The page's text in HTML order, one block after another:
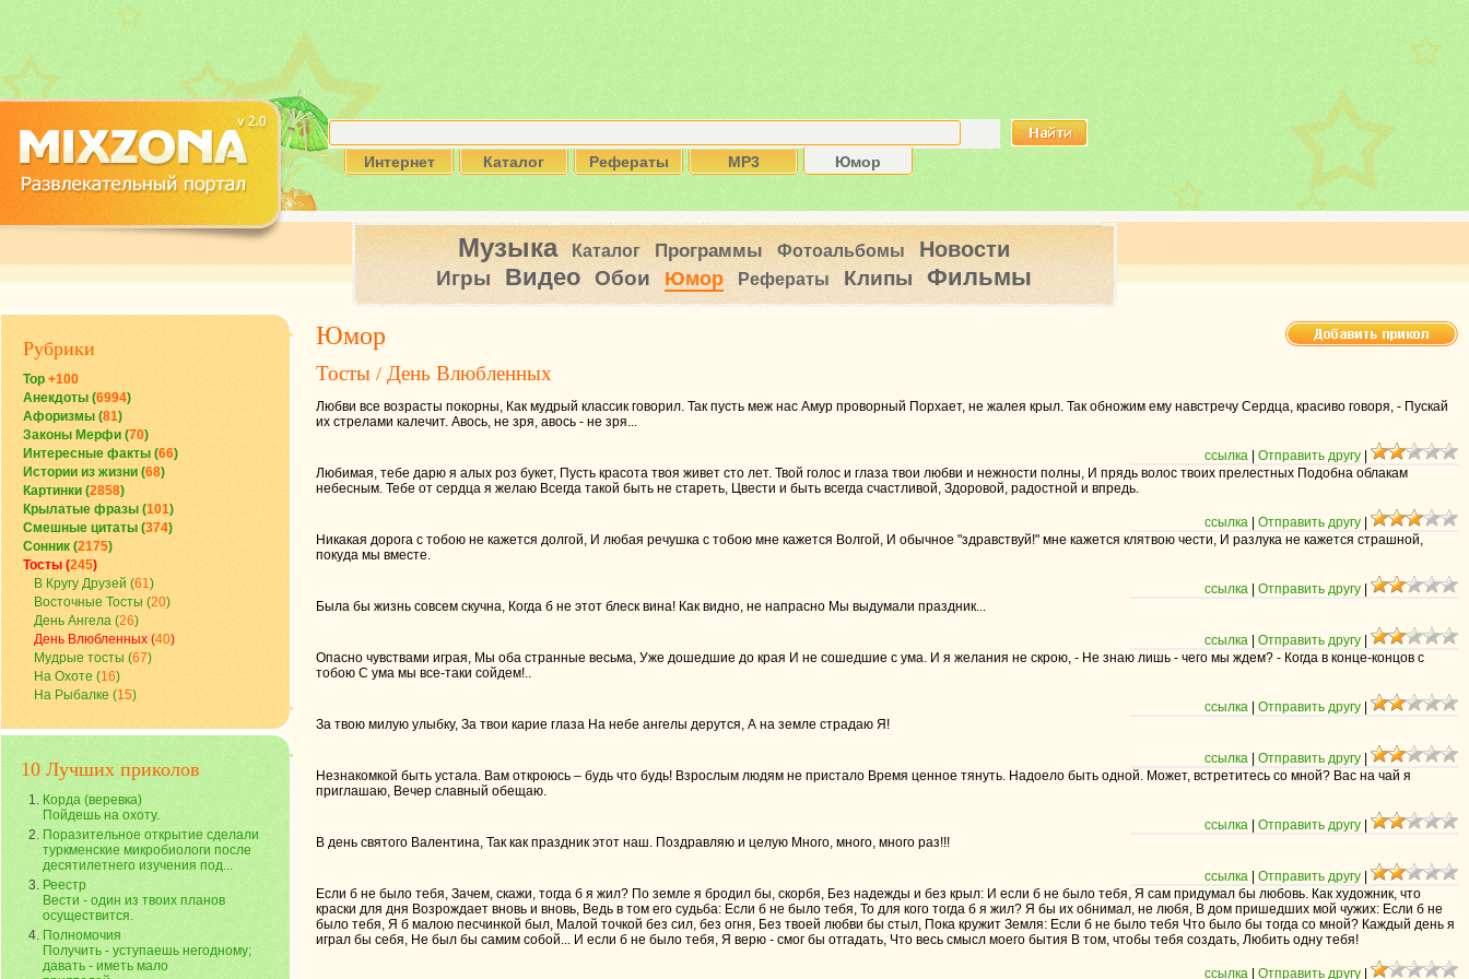
Интернет Каталог Рефераты MP3 Юмор
Музыка Каталог Программы Фотоальбомы Новости
Игры Видео Обои Юмор Рефераты Клипы Фильмы
Рубрики
Top +100
Анекдоты (6994)
Афоризмы (81)
Законы Мерфи (70)
Интересные факты (66)
Истории из жизни (68)
Картинки (2858)
Крылатые фразы (101)
Смешные цитаты (374)
Сонник (2175)
Тосты (245)
В Кругу Друзей (61)
Восточные Тосты (20)
День Ангела (26)
День Влюбленных (40)
Мудрые тосты (67)
На Охоте (16)
На Рыбалке (15)
10 Лучших приколов
Корда (веревка)
Пойдешь на охоту.
Поразительное открытие сделали
туркменские микробиологи после
десятилетнего изучения под...
Реестр
Вести - один из твоих планов
осуществится.
Полномочия
Получить - уступаешь негодному;
давать - иметь мало
Юмор
Тосты / День Влюбленных
Любви все возрасты покорны, Как мудрый классик говорил. Так пусть меж нас Амур проворный Порхает, не жалея крыл. Так обножим ему навстречу Сердца, красиво говоря, - Пускай
их стрелами калечит. Авось, не зря, авось - не зря...
ссылка Отправить другу
Любимая, тебе дарю я алых роз букет, Пусть красота твоя живет сто лет. Твой голос и глаза твои любви и нежности полны, И прядь волос твоих прелестных Подобна облакам
небесным. Тебе от сердца я желаю Всегда такой быть не стареть, Цвести и быть всегда счастливой, Здоровой, радостной и впредь.
ссылка Отправить другу
Никакая дорога с тобою не кажется долгой, И любая речушка с тобою мне кажется Волгой, И обычное "здравствуй!" мне кажется клятвою чести, И разлука не кажется страшной,
покуда мы вместе.
ссылка Отправить другу
Была бы жизнь совсем скучна, Когда б не этот блеск вина! Как видно, не напрасно Мы выдумали праздник...
ссылка Отправить другу
Опасно чувствами играя, Мы оба странные весьма, Уже дошедшие до края И не сошедшие с ума. И я желания не скрою, - Не знаю лишь - чего мы ждем? - Когда в конце-концов с
тобою С ума мы все-таки сойдем!..
ссылка Отправить другу
За твою милую улыбку, За твои карие глаза На небе ангелы дерутся, А на земле страдаю Я!
ссылка Отправить другу
Незнакомкой быть устала. Вам откроюсь – будь что будь! Взрослым людям не пристало Время ценное тянуть. Надоело быть одной. Может, встретитесь со мной? Вас на чай я
приглашаю, Вечер славный обещаю.
ссылка Отправить другу
В день святого Валентина, Так как праздник этот наш. Поздравляю и целую Много, много, много раз!!!
ссылка Отправить другу
Если б не было тебя, Зачем, скажи, тогда б я жил? По земле я бродил бы, скорбя, Без надежды и без крыл: И если б не было тебя, Я сам придумал бы любовь. Как художник, что
краски для дня Возрождает вновь и вновь, Ведь в том его судьба: Если б не было тебя, То для кого тогда б я жил? Я бы их обнимал, не любя, В дом пришедших мой чужих: Если б не
было тебя, Я б малою песчинкой был, Малой точкой без сил, без огня, Без твоей любви бы стыл, Пока кружит Земля: Если б не было тебя Что было бы тогда со мной? Каждый день я
играл бы себя, Не был бы самим собой... И если б не было тебя, Я верю - смог бы отгадать, Что весь смысл моего бытия В том, чтобы тебя создать, Любить одну тебя!
ссылка Отправить другу